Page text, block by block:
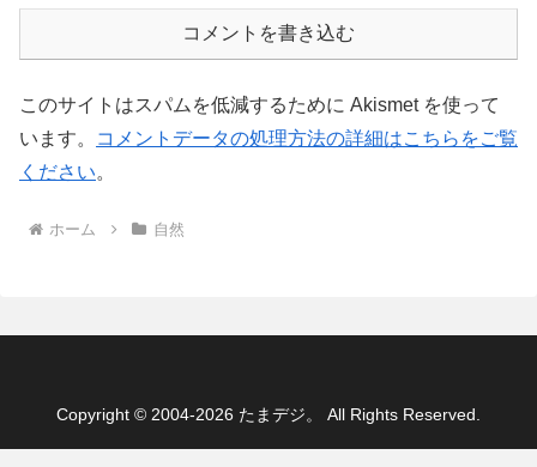
コメントを書き込む
このサイトはスパムを低減するために Akismet を使って
います。
コメントデータの処理方法の詳細はこちらをご覧
ください。
ホーム 自然
Copyright © 2004-2026 たまデジ。 All Rights Reserved.